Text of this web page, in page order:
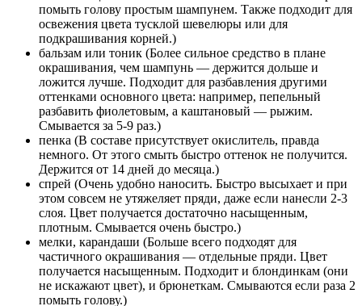
помыть голову простым шампунем. Также подходит для
освежения цвета тусклой шевелюры или для
подкрашивания корней.)
бальзам или тоник (Более сильное средство в плане
окрашивания, чем шампунь — держится дольше и
ложится лучше. Подходит для разбавления другими
оттенками основного цвета: например, пепельный
разбавить фиолетовым, а каштановый — рыжим.
Смывается за 5-9 раз.)
пенка (В составе присутствует окислитель, правда
немного. От этого смыть быстро оттенок не получится.
Держится от 14 дней до месяца.)
спрей (Очень удобно наносить. Быстро высыхает и при
этом совсем не утяжеляет пряди, даже если нанесли 2-3
слоя. Цвет получается достаточно насыщенным,
плотным. Смывается очень быстро.)
мелки, карандаши (Больше всего подходят для
частичного окрашивания — отдельные пряди. Цвет
получается насыщенным. Подходит и блондинкам (они
не искажают цвет), и брюнеткам. Смываются если раза 2
помыть голову.)